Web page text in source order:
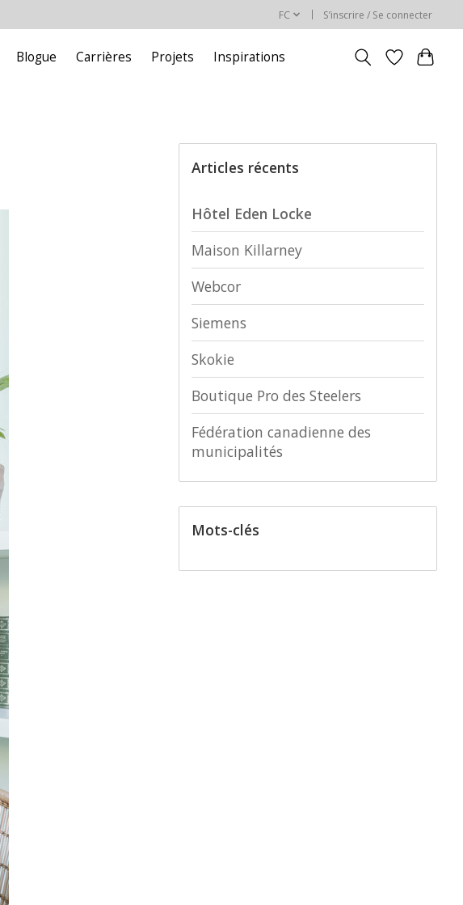
FC S’inscrire / Se connecter
Blogue Carrières Projets Inspirations
Articles récents
Hôtel Eden Locke
Maison Killarney
Webcor
Siemens
Skokie
Boutique Pro des Steelers
Fédération canadienne des
municipalités
Mots-clés